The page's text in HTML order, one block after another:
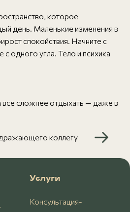
которое
день. Маленькие изменения в
спокойствия. Начните с
одного угла. Тело и психика
сложнее отдыхать — даже в
коллегу
Услуги
Консультация-